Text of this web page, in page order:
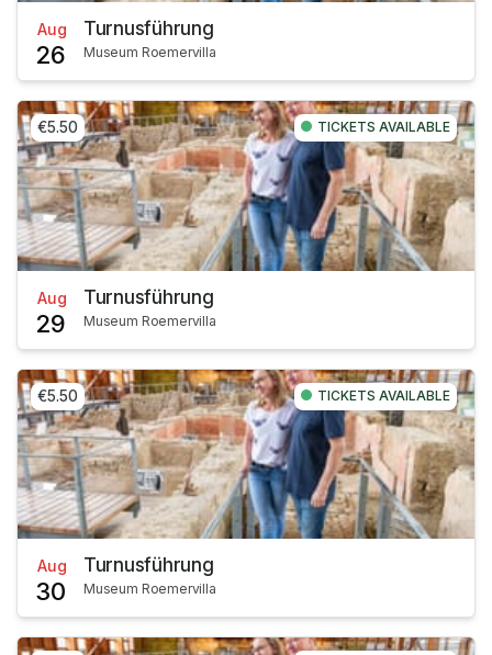
Aug
26
Turnusführung
Museum Roemervilla
€5.50 TICKETS AVAILABLE
Aug
29
Turnusführung
Museum Roemervilla
€5.50 TICKETS AVAILABLE
Aug
30
Turnusführung
Museum Roemervilla